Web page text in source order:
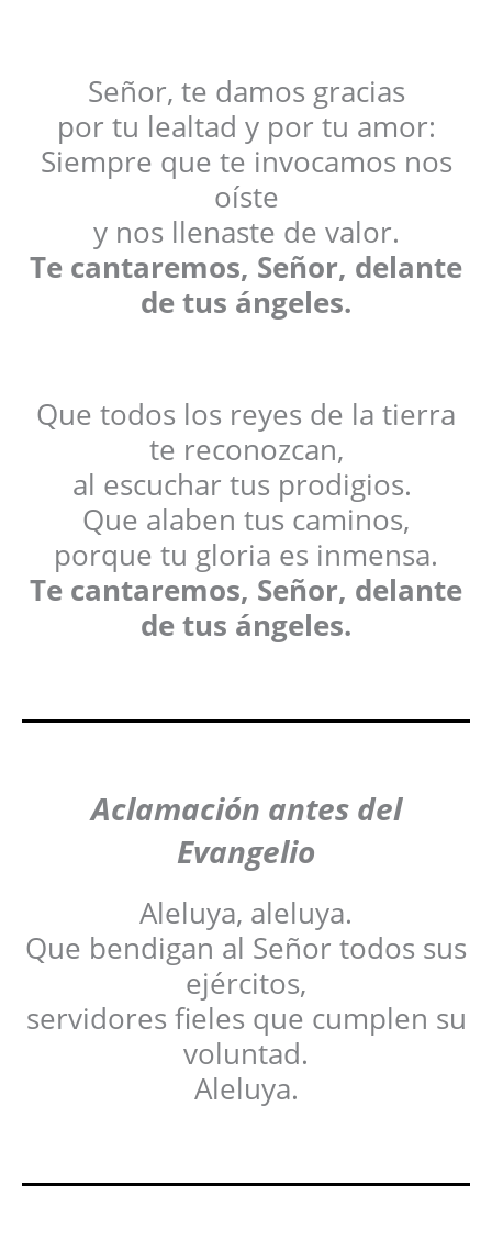
Señor, te damos gracias
por tu lealtad y por tu amor:
Siempre que te invocamos nos
oíste
y nos llenaste de valor.
Te cantaremos, Señor, delante
de tus ángeles.
Que todos los reyes de la tierra
te reconozcan,
al escuchar tus prodigios.
Que alaben tus caminos,
porque tu gloria es inmensa.
Te cantaremos, Señor, delante
de tus ángeles.
Aclamación antes del
Evangelio
Aleluya, aleluya.
Que bendigan al Señor todos sus
ejércitos,
servidores fieles que cumplen su
voluntad.
Aleluya.